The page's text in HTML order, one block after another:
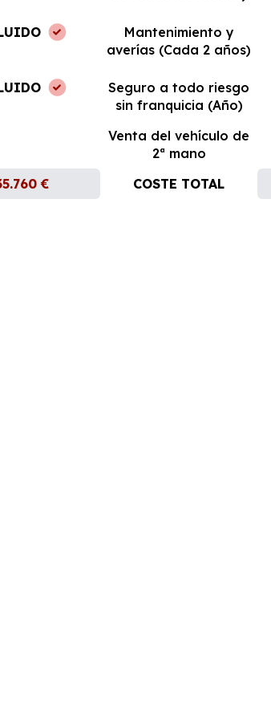
Mantenimiento y
averías (Cada 2 años)
Seguro a todo riesgo
sin franquicia (Año)
Venta del vehículo de
2ª mano
€ COSTE TOTAL